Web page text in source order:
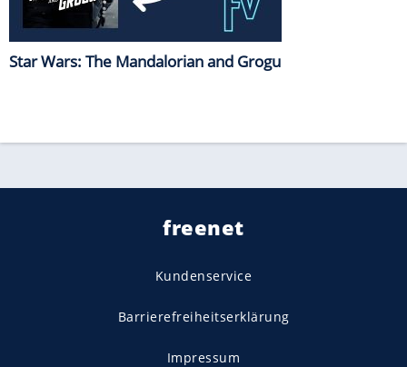
Star Wars: The Mandalorian and Grogu
freenet
Kundenservice
Barrierefreiheitserklärung
Impressum